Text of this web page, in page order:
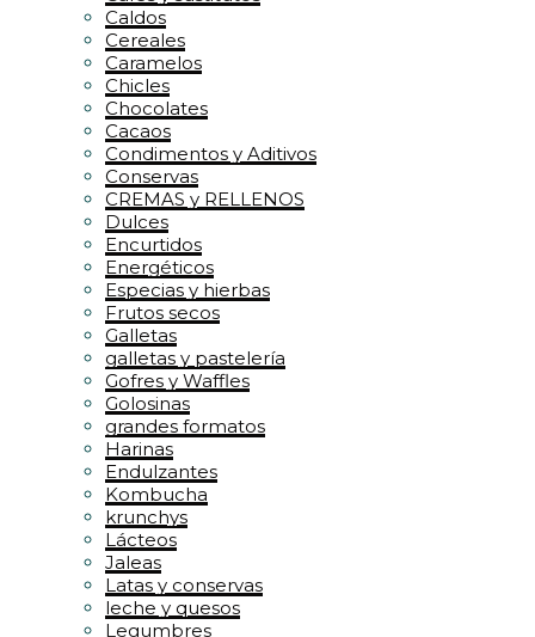
Caldos
Cereales
Caramelos
Chicles
Chocolates
Cacaos
Condimentos y Aditivos
Conservas
CREMAS y RELLENOS
Dulces
Encurtidos
Energéticos
Especias y hierbas
Frutos secos
Galletas
galletas y pastelería
Gofres y Waffles
Golosinas
grandes formatos
Harinas
Endulzantes
Kombucha
krunchys
Lácteos
Jaleas
Latas y conservas
leche y quesos
Legumbres